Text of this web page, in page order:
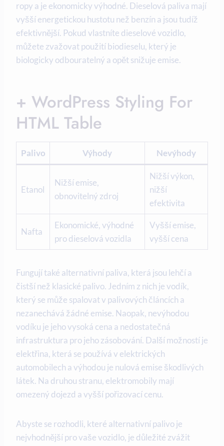
ropy a je ekonomicky výhodné. Dieselová paliva mají
vyšší energetickou hustotu než benzín a jsou tudíž
efektivnější. Pokud vlastníte dieselové vozidlo,
můžete zvažovat použití biodieselu, který je
biologicky odbouratelný a opět snižuje emise.
+ WordPress Styling For
HTML Table
Palivo Výhody Nevýhody
Etanol
Nižší emise,
obnovitelný zdroj
Nižší výkon,
nižší
efektivita
Nafta
Ekonomické, výhodné
pro dieselová vozidla
Vyšší emise,
vyšší cena
Fungují také alternativní paliva, která jsou lehčí a
čistší než klasické palivo. Jedním z nich je vodík,
který se může spalovat v palivových článcích a
nezanechává žádné emise. Naopak, nevýhodou
vodíku je jeho vysoká cena a nedostatečná
infrastruktura pro jeho zásobování. Další možností je
elektřina, která se používá v elektrických
automobilech a výhodou je nulová emise škodlivých
látek. Na druhou stranu, elektromobily mají
omezený dojezd a vyšší pořizovací cenu.
Abyste se rozhodli, které alternativní palivo je
nejvhodnější pro vaše vozidlo, je důležité zvážit